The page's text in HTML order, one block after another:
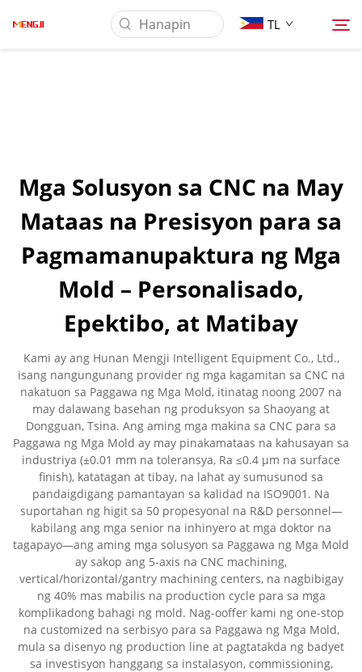
TL
Pag-aaplay
Ilagay
Makipag-ugnayan sa Amin
Mga Solusyon sa CNC na May
Mataas na Presisyon para sa
Pagmamanupaktura ng Mga
Mold – Personalisado,
Epektibo, at Matibay
Kami ay ang Hunan Mengji Intelligent Equipment Co., Ltd.,
isang nangungunang provider ng mga kagamitan sa CNC na
nakatuon sa Paggawa ng Mga Mold, itinatag noong 2007 na
may dalawang basehan ng produksyon sa Shaoyang at
Dongguan, Tsina. Ang aming mga makina sa CNC para sa
Paggawa ng Mga Mold ay may pinakamataas na kahusayan sa
industriya (±0.01 mm na toleransya, Ra ≤0.4 µm na surface
finish), katatagan at tibay, na lahat ay sumusunod sa
pandaigdigang pamantayan sa kalidad na ISO9001. Na
suportahan ng higit sa 50 propesyonal na R&D personnel—
kabilang ang mga senior na inhinyero at mga doktor na
tagapayo—ang aming mga solusyon sa Paggawa ng Mga Mold
ay sakop ang 5-axis na CNC machining,
vertical/horizontal/gantry machining centers, na nagbibigay
ng 40% mas mabilis na production cycle para sa mga
komplikadong bahagi ng mold. Nag-ooffer kami ng one-stop
na customized na serbisyo para sa Paggawa ng Mga Mold,
mula sa disenyo ng production line at pagtatakda ng badyet
sa investisyon hanggang sa instalasyon, commissioning,